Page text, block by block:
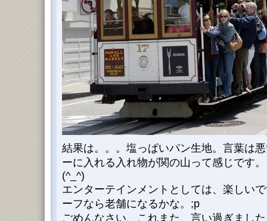
結果は。。。塩っぱいパン生地。言葉は
ーに入れる入れ物が関の山って感じです
(^_^)
エンターテインメントとしては、楽しい
ーフなら老舗になるかな。;p
ごめんなさい、これまた、言い過ぎまし